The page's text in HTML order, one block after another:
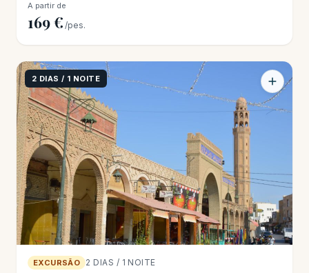
A partir de
169 € /pes.
2 DIAS / 1 NOITE
EXCURSÃO 2 DIAS / 1 NOITE